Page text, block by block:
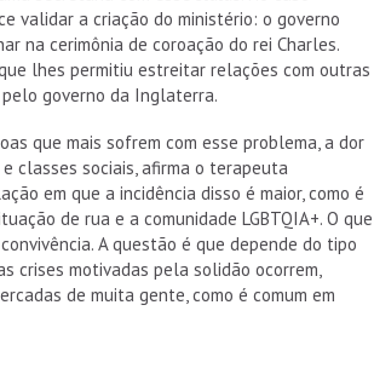
validar a criação do ministério: o governo
na cerimônia de coroação do rei Charles.
lhes permitiu estreitar relações com outras
governo da Inglaterra.
que mais sofrem com esse problema, a dor
classes sociais, afirma o terapeuta
em que a incidência disso é maior, como é
de rua e a comunidade LGBTQIA+. O que
A questão é que depende do tipo
crises motivadas pela solidão ocorrem,
de muita gente, como é comum em